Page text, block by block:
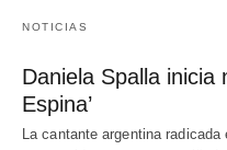
NOTICIAS
Daniela Spalla inicia
Espina’
La cantante argentina